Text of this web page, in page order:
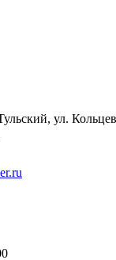
ул.